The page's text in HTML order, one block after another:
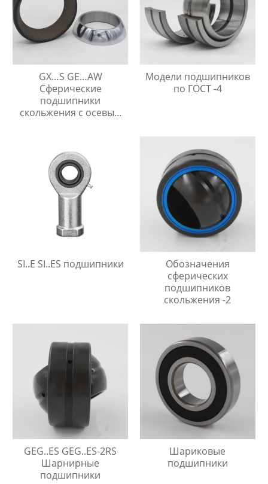
GX…S GE…AW
Сферические
подшипники
скольжения с осевым
Модели подшипников
по ГОСТ -4
SI..E SI..ES подшипники
Обозначения
сферических
подшипников
скольжения -2
GEG..ES GEG..ES-2RS
Шарнирные
подшипники
Шариковые
подшипники